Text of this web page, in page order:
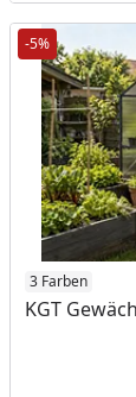
-5%
3 Farben
KGT